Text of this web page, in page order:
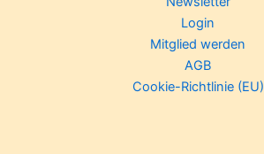
Login
Mitglied werden
AGB
Cookie-Richtlinie (EU)